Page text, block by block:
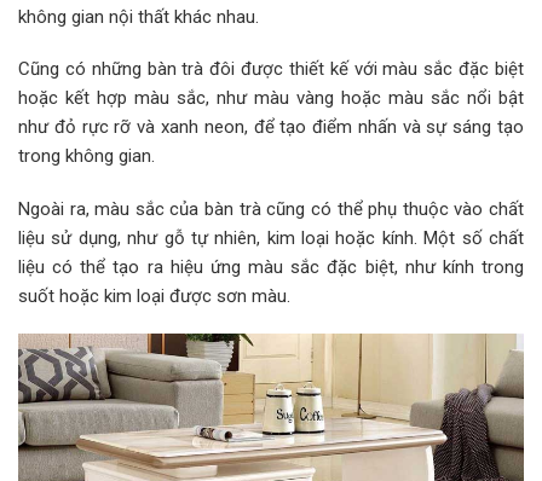
không gian nội thất khác nhau.
Cũng có những bàn trà đôi được thiết kế với màu sắc đặc biệt
hoặc kết hợp màu sắc, như màu vàng hoặc màu sắc nổi bật
như đỏ rực rỡ và xanh neon, để tạo điểm nhấn và sự sáng tạo
trong không gian.
Ngoài ra, màu sắc của bàn trà cũng có thể phụ thuộc vào chất
liệu sử dụng, như gỗ tự nhiên, kim loại hoặc kính. Một số chất
liệu có thể tạo ra hiệu ứng màu sắc đặc biệt, như kính trong
suốt hoặc kim loại được sơn màu.